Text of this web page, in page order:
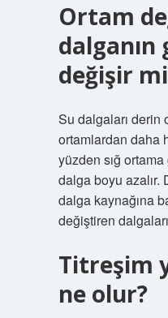
Ortam
dalganın
değişir
Su dalgaları derin
ortamlardan daha
yüzden sığ
dalga boyu azalır.
dalga kaynağına
değiştiren
Titreşim
ne olur?